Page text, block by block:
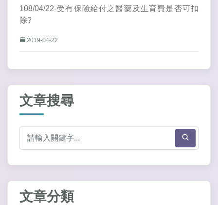
108/04/22-受有保險給付之醫藥及生育費是否可扣
除?
2019-04-22
文章搜尋
文章分類